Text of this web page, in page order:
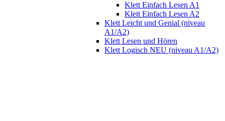
Klett Einfach Lesen A1
Klett Einfach Lesen A2
Klett Leicht und Genial (niveau
A1/A2)
Klett Lesen und Hören
Klett Logisch NEU (niveau A1/A2)